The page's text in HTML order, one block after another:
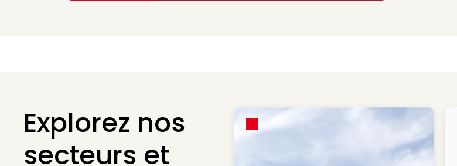
Explorez nos
secteurs et